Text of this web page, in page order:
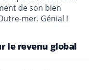
de son bien
mer. Génial !
le revenu global